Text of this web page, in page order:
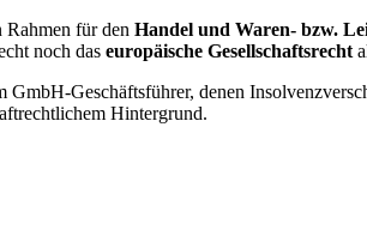
Rahmen für den Handel und Waren- bzw.
noch das europäische Gesellschaftsrecht
GmbH-Geschäftsführer, denen
Hintergrund.